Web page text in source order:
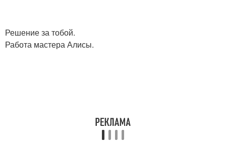
Решение за тобой.
Работа мастера Алисы.